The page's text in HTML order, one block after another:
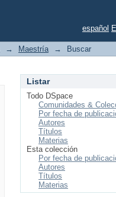
español
→ Maestría → Buscar
Listar
Todo DSpace
Comunidades &
Por fecha de
Autores
Títulos
Materias
Esta colección
Por fecha de
Autores
Títulos
Materias